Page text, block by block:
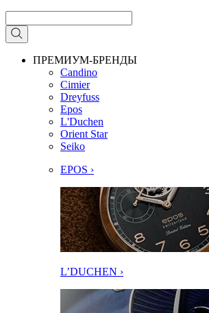
ПРЕМИУМ-БРЕНДЫ
Candino
Cimier
Dreyfuss
Epos
L'Duchen
Orient Star
Seiko
EPOS ›
L’DUCHEN ›